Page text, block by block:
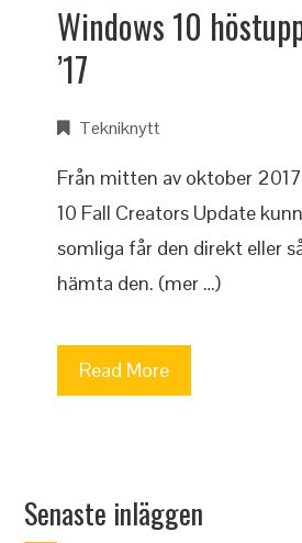
Windows 10
’17
Tekniknytt
Från mitten av oktober
10 Fall Creators Update
somliga får den direkt eller
hämta den. (mer …)
Read More
Senaste inläggen